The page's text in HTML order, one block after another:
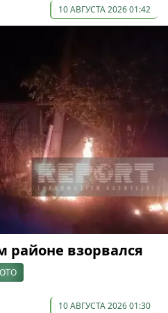
10 АВГУСТА 2026 01:42
районе взорвался
10 АВГУСТА 2026 01:30